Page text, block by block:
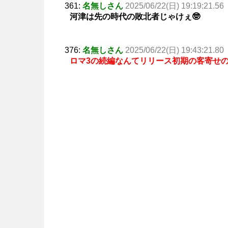
361: 名無しさん 2025/06/22(日) 19:19:21.56
河津は先の時代の敗北者じゃけぇ🤓
376: 名無しさん 2025/06/22(日) 19:43:21.80
ロマ3の続編なんてリリース初期の客寄せ